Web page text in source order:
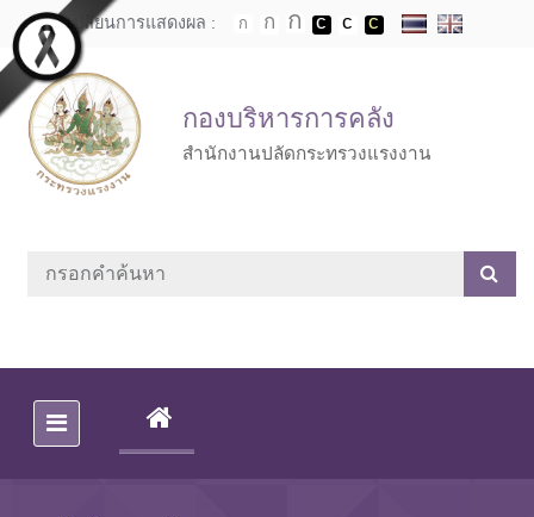
Skip to main content
เปลี่ยนการแสดงผล :
กองบริหารการคลัง
สำนักงานปลัดกระทรวงแรงงาน
(CURRENT)